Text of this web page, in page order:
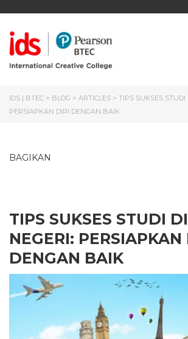
IDS | BTEC > BLOG > ARTICLES > TIPS SUKSES STUDI
PERSIAPKAN DIRI DENGAN BAIK
BAGIKAN
TIPS SUKSES STUDI
NEGERI: PERSIAPKAN
DENGAN BAIK